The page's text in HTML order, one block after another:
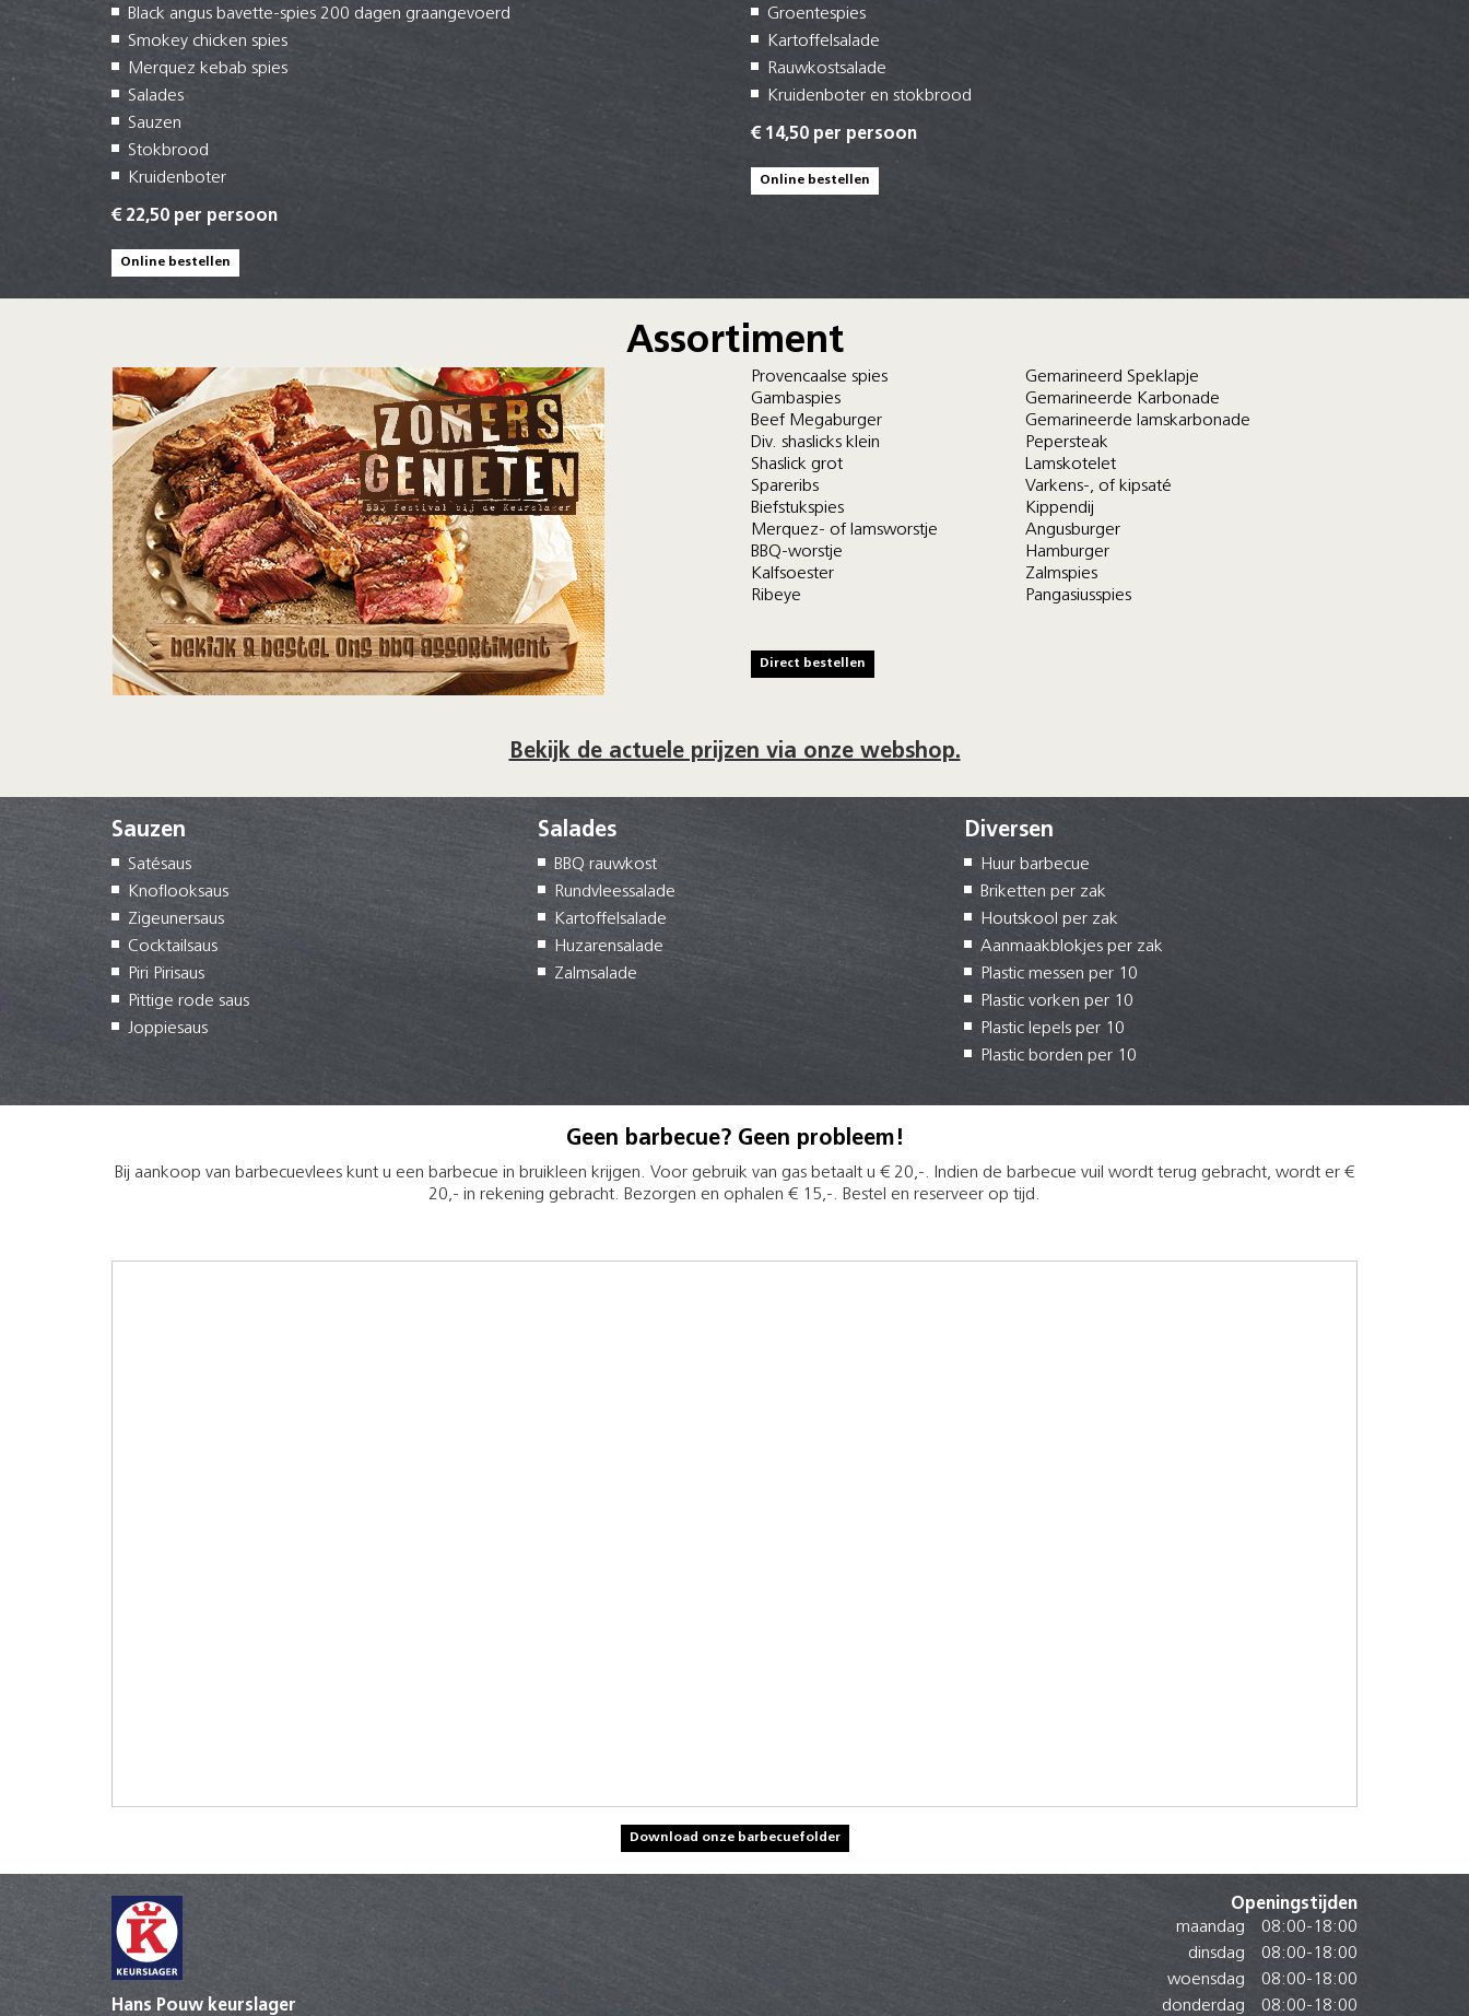
Black angus bavette-spies 200 dagen graangevoerd
Smokey chicken spies
Merquez kebab spies
Salades
Sauzen
Stokbrood
Kruidenboter
€ 22,50 per persoon
Online bestellen
Groentespies
Kartoffelsalade
Rauwkostsalade
Kruidenboter en stokbrood
€ 14,50 per persoon
Online bestellen
Assortiment
Provencaalse spies
Gemarineerd Speklapje
Gambaspies
Gemarineerde Karbonade
Beef Megaburger
Gemarineerde lamskarbonade
Div. shaslicks klein
Pepersteak
Shaslick grot
Lamskotelet
Spareribs
Varkens-, of kipsaté
Biefstukspies
Kippendij
Merquez- of lamsworstje
Angusburger
BBQ-worstje
Hamburger
Kalfsoester
Zalmspies
Ribeye
Pangasiusspies
Direct bestellen
Bekijk de actuele prijzen via onze webshop.
Sauzen
Satésaus
Knoflooksaus
Zigeunersaus
Cocktailsaus
Piri Pirisaus
Pittige rode saus
Joppiesaus
Salades
BBQ rauwkost
Rundvleessalade
Kartoffelsalade
Huzarensalade
Zalmsalade
Diversen
Huur barbecue
Briketten per zak
Houtskool per zak
Aanmaakblokjes per zak
Plastic messen per 10
Plastic vorken per 10
Plastic lepels per 10
Plastic borden per 10
Geen barbecue? Geen probleem!
Bij aankoop van barbecuevlees kunt u een barbecue in bruikleen krijgen. Voor gebruik van gas betaalt u € 20,-. Indien de barbecue vuil wordt terug gebracht, wordt er €
20,- in rekening gebracht. Bezorgen en ophalen € 15,-. Bestel en reserveer op tijd.
Download onze barbecuefolder
Hans Pouw keurslager
Openingstijden
maandag
08:00-18:00
dinsdag
08:00-18:00
woensdag
08:00-18:00
donderdag
08:00-18:00